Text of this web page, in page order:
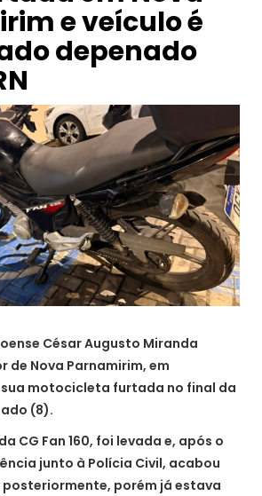
e veículo é
depenado
César Augusto Miranda
de Nova Parnamirim, em
motocicleta furtada no final da
(8).
CG Fan 160, foi levada e, após o
junto à Polícia Civil, acabou
porém já estava